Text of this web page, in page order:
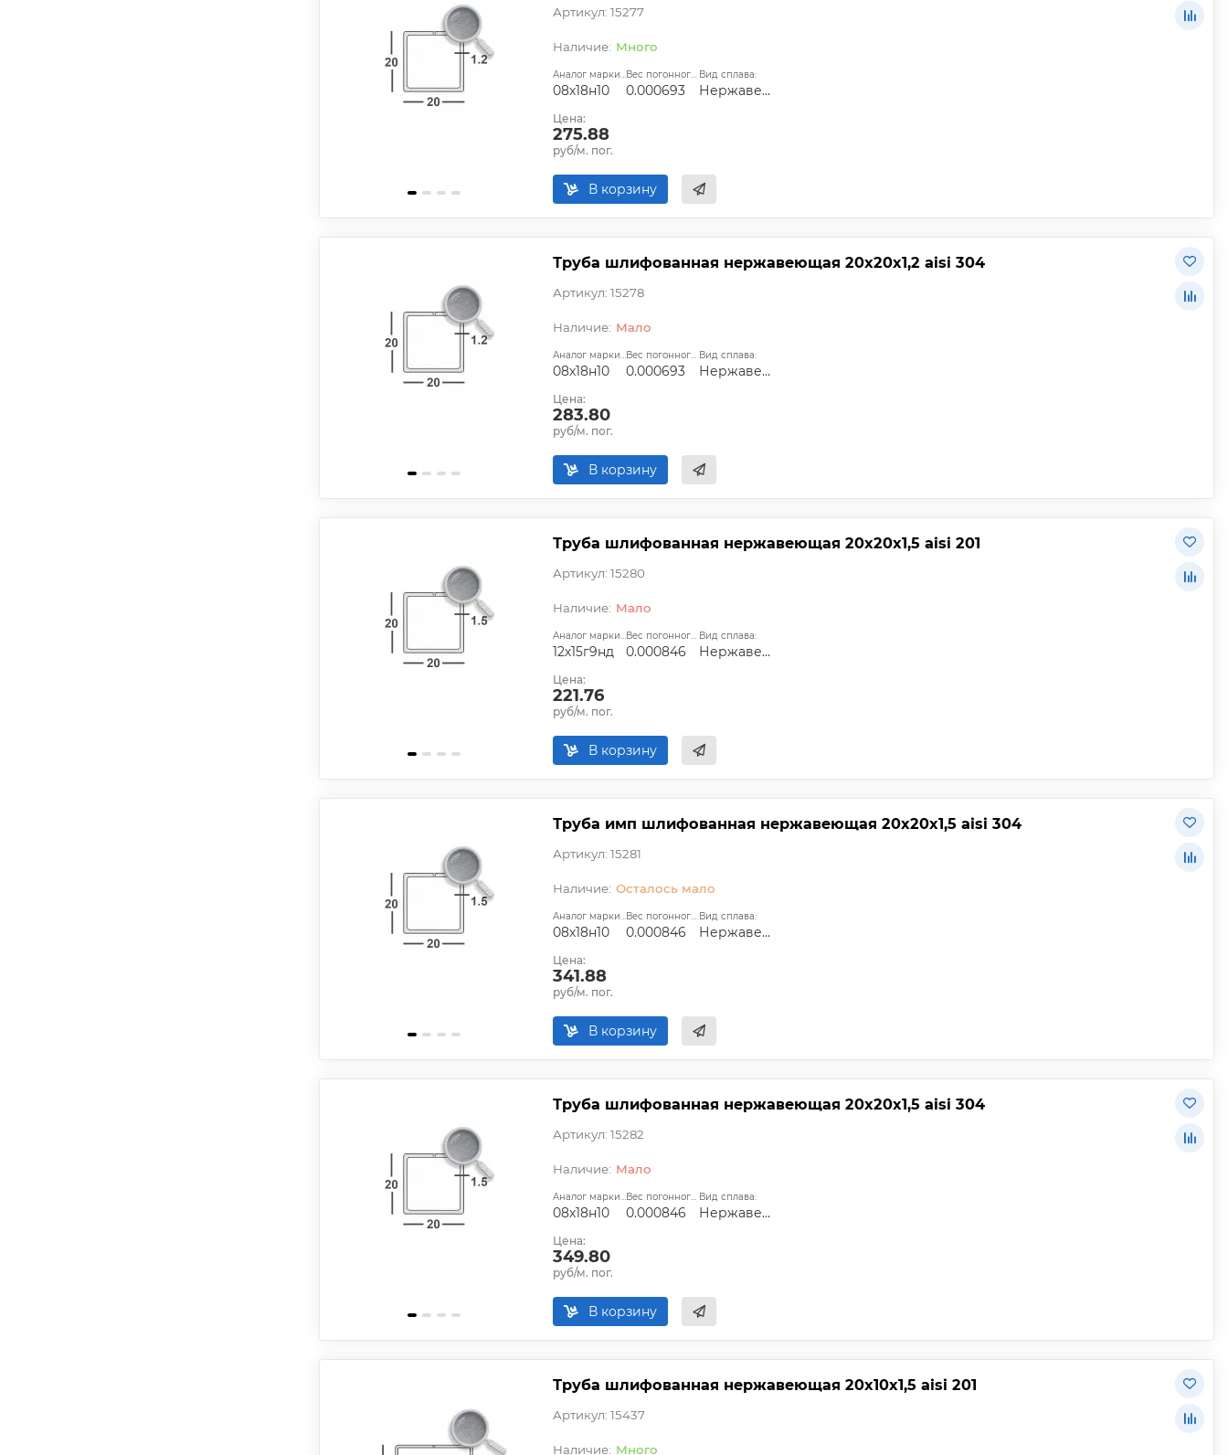
Артикул: 15277
Много
Аналог марки стали:
08х18н10
Вес погонного метра, т.:
0.000693
Вид сплава:
Нержавеющий
Цена:
275.88
руб/м. пог.
В корзину
Труба шлифованная нержавеющая 20х20х1,2 aisi 304
Артикул: 15278
Мало
Аналог марки стали:
08х18н10
Вес погонного метра, т.:
0.000693
Вид сплава:
Нержавеющий
Цена:
283.80
руб/м. пог.
В корзину
Труба шлифованная нержавеющая 20х20х1,5 aisi 201
Артикул: 15280
Мало
Аналог марки стали:
12х15г9нд
Вес погонного метра, т.:
0.000846
Вид сплава:
Нержавеющий
Цена:
221.76
руб/м. пог.
В корзину
Труба имп шлифованная нержавеющая 20х20х1,5 aisi 304
Артикул: 15281
Осталось мало
Аналог марки стали:
08х18н10
Вес погонного метра, т.:
0.000846
Вид сплава:
Нержавеющий
Цена:
341.88
руб/м. пог.
В корзину
Труба шлифованная нержавеющая 20х20х1,5 aisi 304
Артикул: 15282
Мало
Аналог марки стали:
08х18н10
Вес погонного метра, т.:
0.000846
Вид сплава:
Нержавеющий
Цена:
349.80
руб/м. пог.
В корзину
Труба шлифованная нержавеющая 20х10х1,5 aisi 201
Артикул: 15437
Много